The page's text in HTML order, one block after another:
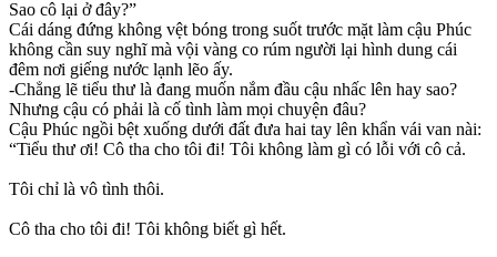
Sao cô lại ở đây?”
Cái dáng đứng không vệt bóng trong suốt trước mặt làm cậu Phúc
không cần suy nghĩ mà vội vàng co rúm người lại hình dung cái
đêm nơi giếng nước lạnh lẽo ấy.
-Chẳng lẽ tiểu thư là đang muốn nắm đầu cậu nhấc lên hay sao?
Nhưng cậu có phải là cố tình làm mọi chuyện đâu?
Cậu Phúc ngồi bệt xuống dưới đất đưa hai tay lên khẩn vái van nài:
“Tiểu thư ơi! Cô tha cho tôi đi! Tôi không làm gì có lỗi với cô cả.
Tôi chỉ là vô tình thôi.
Cô tha cho tôi đi! Tôi không biết gì hết.